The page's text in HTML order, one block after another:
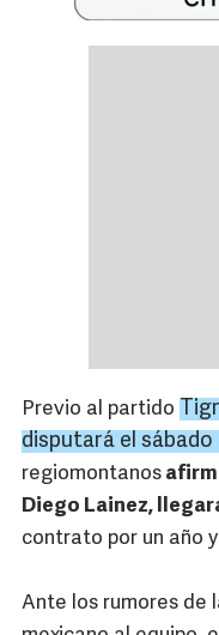
Previo al partido
disputará el sábado
regiomontanos
Diego Lainez,
contrato por un año
Ante los rumores de